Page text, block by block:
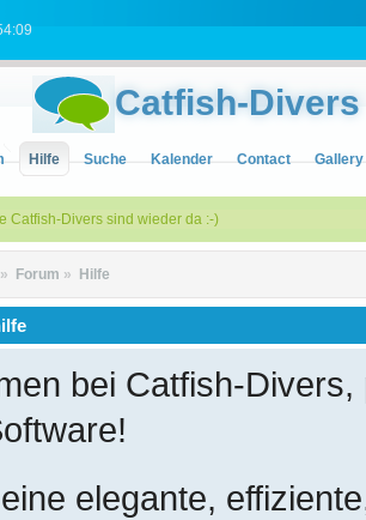
Catfish-Divers
Hilfe Suche Kalender Contact Gallery
Catfish-Divers sind wieder da :-)
» Forum » Hilfe
bei Catfish-
elegante,